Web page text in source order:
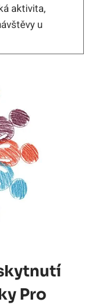
aktivita,
u
Pro